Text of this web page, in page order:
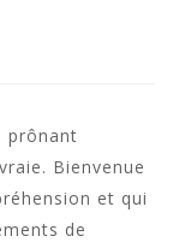
prônant
Bienvenue
et qui
de